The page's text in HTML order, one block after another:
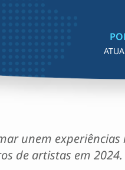
unem
de artistas em 2024.